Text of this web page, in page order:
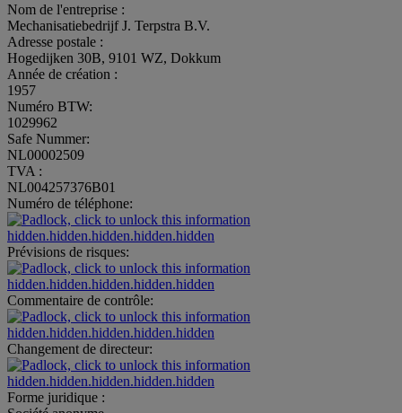
Nom de l'entreprise :
Mechanisatiebedrijf J. Terpstra B.V.
Adresse postale :
Hogedijken 30B, 9101 WZ, Dokkum
Année de création :
1957
Numéro BTW:
1029962
Safe Nummer:
NL00002509
TVA :
NL004257376B01
Numéro de téléphone:
hidden.hidden.hidden.hidden.hidden
Prévisions de risques:
hidden.hidden.hidden.hidden.hidden
Commentaire de contrôle:
hidden.hidden.hidden.hidden.hidden
Changement de directeur:
hidden.hidden.hidden.hidden.hidden
Forme juridique :